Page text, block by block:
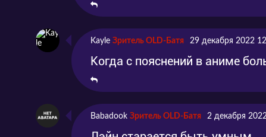
Kayle Зритель OLD-Батя 29 декабря 2022
Когда с пояснений в аниме
Babadook Зритель OLD-Батя 2 декабря